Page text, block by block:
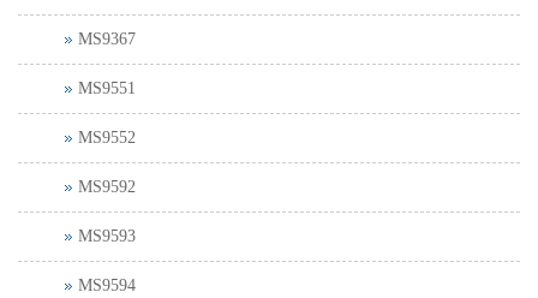
MS9367
MS9551
MS9552
MS9592
MS9593
MS9594